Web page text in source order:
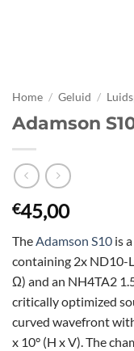
Home / Geluid /
Adamson
€45,00
TheAdamson S10 is
containing 2x ND10-
Ω) and an NH4TA2
critically optimized
curved wavefront
x 10° (H x V). The